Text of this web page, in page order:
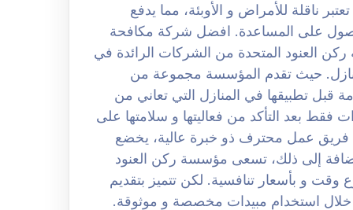
ناقلة للأمراض و الأوبئة، مما يدفع
على المساعدة. افضل شركة مكافحة
لكن تعتبر مؤسسة ركن العنود المتحدة من الشركات الرائدة في
حيث تقدم المؤسسة مجموعة من
قبل تطبيقها في المنازل التي تعاني من
بعد التأكد من فعاليتها و سلامتها على
فريق عمل محترف ذو خبرة عالية، يخضع
إلى ذلك، تسعى مؤسسة ركن العنود
و بأسعار تنافسية. لكن تتميز بتقديم
خلال استخدام مبيدات مخصصة و موثوقة.